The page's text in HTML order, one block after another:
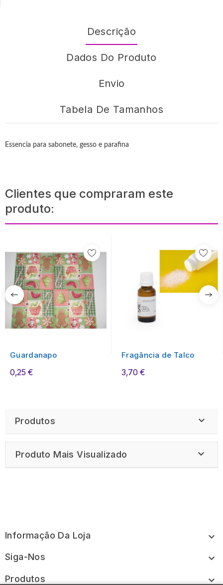
Descrição
Dados Do Produto
Envio
Tabela De Tamanhos
Essencia para sabonete, gesso e parafina
Clientes que compraram este
produto:
Guardanapo
0,25 €
Fragância de Talco
3,70 €
Produtos 
Produto Mais Visualizado 
Informação Da Loja 
Siga-Nos 
Produtos 